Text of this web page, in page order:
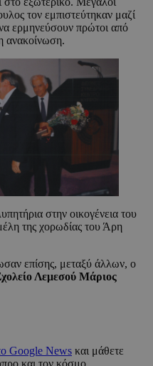
τον εμπιστεύτηκαν μαζί
ερμηνεύσουν πρώτοι από
ανακοίνωση.
στην οικογένεια του
της χορωδίας του Άρη
επίσης, μεταξύ άλλων, ο
Λεμεσού Μάριος
Google News και μάθετε
και τον κόσμο